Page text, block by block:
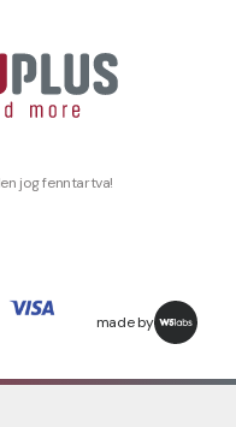
jog fenntartva!
made by